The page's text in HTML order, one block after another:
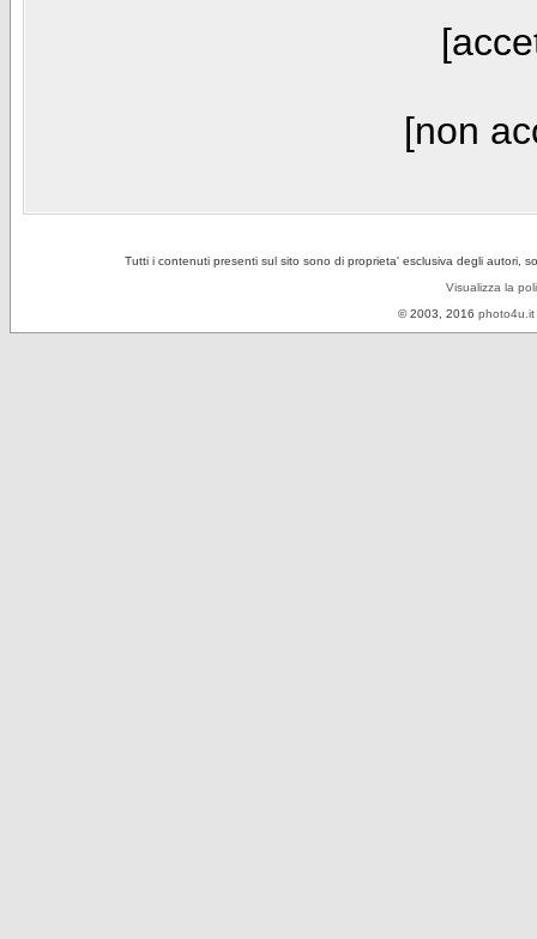
[non
Tutti i contenuti presenti sul sito sono di proprieta' esclusiva degli autori,
Visualizza la
© 2003, 2016 photo4u.it